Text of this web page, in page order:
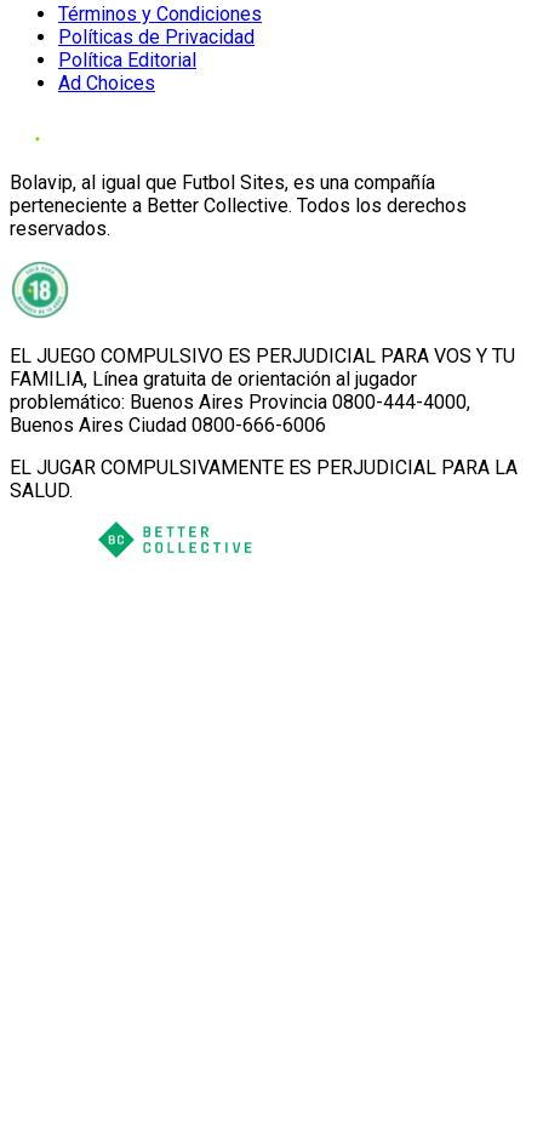
Términos y Condiciones
Políticas de Privacidad
Política Editorial
Ad Choices
Bolavip, al igual que Futbol Sites, es una compañía
perteneciente a Better Collective. Todos los derechos
reservados.
EL JUEGO COMPULSIVO ES PERJUDICIAL PARA VOS Y TU
FAMILIA, Línea gratuita de orientación al jugador
problemático: Buenos Aires Provincia 0800-444-4000,
Buenos Aires Ciudad 0800-666-6006
EL JUGAR COMPULSIVAMENTE ES PERJUDICIAL PARA LA
SALUD.